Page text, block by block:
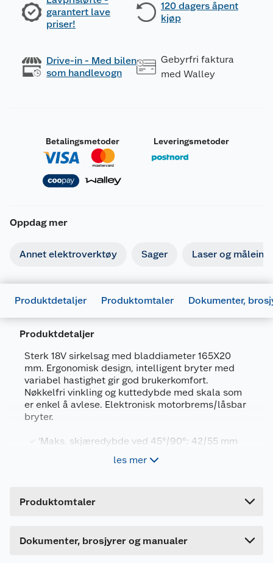
garantert lave
priser!
120 dagers åpent
kjøp
Drive-in - Med bilen
som handlevogn
Gebyrfri faktura
med Walley
Betalingsmetoder Leveringsmetoder
Oppdag mer
Annet elektroverktøy Sager Laser og
Produktdetaljer Produktomtaler Dokumenter,
Produktdetaljer
Sterk 18V sirkelsag med bladdiameter 165X20
mm. Ergonomisk design, intelligent bryter med
variabel hastighet gir god brukerkomfort.
Nøkkelfri vinkling og kuttedybde med skala som
er enkel å avlese. Elektronisk motorbrems/låsbar
bryter.
'Maks. skjæredybde ved 45°/90°: 42/55 mm
lader kjøpes separat
les mer
Produktomtaler
Dokumenter, brosjyrer og manualer
Artikkelnummer
5035048356210
Leverandørens artikkelnummer
Bruttovekt
Lengde